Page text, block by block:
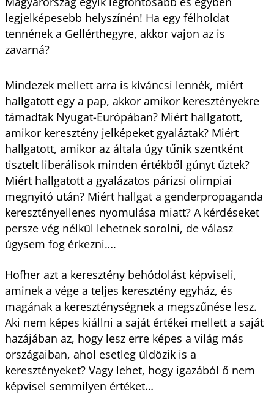
legjelképesebb helyszínén! Ha egy félholdat
tennének a Gellérthegyre, akkor vajon az is
zavarná?
Mindezek mellett arra is kíváncsi lennék, miért
hallgatott egy a pap, akkor amikor keresztényekre
támadtak Nyugat-Európában? Miért hallgatott,
amikor keresztény jelképeket gyaláztak? Miért
hallgatott, amikor az általa úgy tűnik szentként
tisztelt liberálisok minden értékből gúnyt űztek?
Miért hallgatott a gyalázatos párizsi olimpiai
megnyitó után? Miért hallgat a genderpropaganda
keresztényellenes nyomulása miatt? A kérdéseket
persze vég nélkül lehetnek sorolni, de válasz
úgysem fog érkezni….
Hofher azt a keresztény behódolást képviseli,
aminek a vége a teljes keresztény egyház, és
magának a kereszténységnek a megszűnése lesz.
Aki nem képes kiállni a saját értékei mellett a saját
hazájában az, hogy lesz erre képes a világ más
országaiban, ahol esetleg üldözik is a
keresztényeket? Vagy lehet, hogy igazából ő nem
képvisel semmilyen értéket…